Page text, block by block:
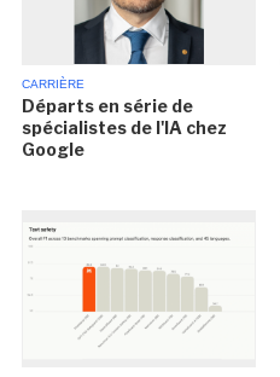
CARRIÈRE
Départs en série de
spécialistes de l'IA chez
Google